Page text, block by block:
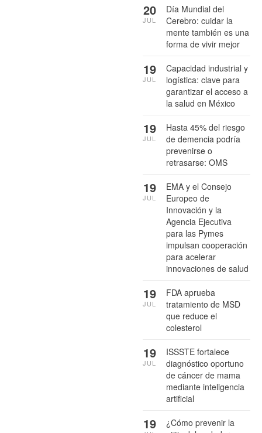
Día Mundial del
Cerebro: cuidar la
mente también es una
forma de vivir mejor
20
JUL
Capacidad industrial y
logística: clave para
garantizar el acceso a
la salud en México
19
JUL
Hasta 45% del riesgo
de demencia podría
prevenirse o
retrasarse: OMS
19
JUL
EMA y el Consejo
Europeo de
Innovación y la
Agencia Ejecutiva
para las Pymes
impulsan cooperación
para acelerar
innovaciones de salud
19
JUL
FDA aprueba
tratamiento de MSD
que reduce el
colesterol
19
JUL
ISSSTE fortalece
diagnóstico oportuno
de cáncer de mama
mediante inteligencia
artificial
19
JUL
¿Cómo prevenir la
19